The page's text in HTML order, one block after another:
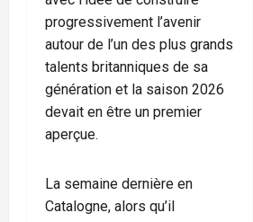
progressivement l’avenir
autour de l’un des plus grands
talents britanniques de sa
génération et la saison 2026
devait en être un premier
aperçue.
La semaine dernière en
Catalogne, alors qu’il